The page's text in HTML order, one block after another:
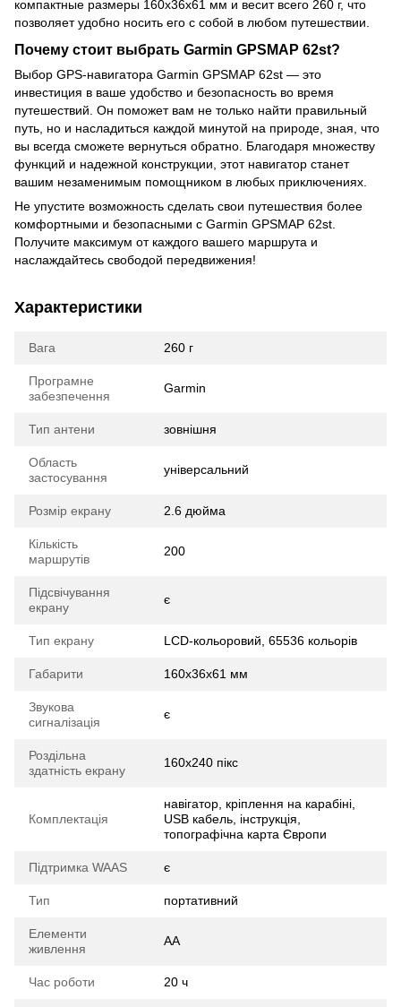
компактные размеры 160x36x61 мм и весит всего 260 г, что
позволяет удобно носить его с собой в любом путешествии.
Почему стоит выбрать Garmin GPSMAP 62st?
Выбор GPS-навигатора Garmin GPSMAP 62st — это
инвестиция в ваше удобство и безопасность во время
путешествий. Он поможет вам не только найти правильный
путь, но и насладиться каждой минутой на природе, зная, что
вы всегда сможете вернуться обратно. Благодаря множеству
функций и надежной конструкции, этот навигатор станет
вашим незаменимым помощником в любых приключениях.
Не упустите возможность сделать свои путешествия более
комфортными и безопасными с Garmin GPSMAP 62st.
Получите максимум от каждого вашего маршрута и
наслаждайтесь свободой передвижения!
Характеристики
Вага 260 г
Програмне
забезпечення
Garmin
Тип антени зовнішня
Область
застосування
універсальний
Розмір екрану 2.6 дюйма
Кількість
маршрутів
200
Підсвічування
екрану
є
Тип екрану LCD-кольоровий, 65536 кольорів
Габарити 160x36x61 мм
Звукова
сигналізація
є
Роздільна
здатність екрану
160x240 пікс
Комплектація
навігатор, кріплення на карабіні,
USB кабель, інструкція,
топографічна карта Європи
Підтримка WAAS є
Тип портативний
Елементи
живлення
AA
Час роботи 20 ч